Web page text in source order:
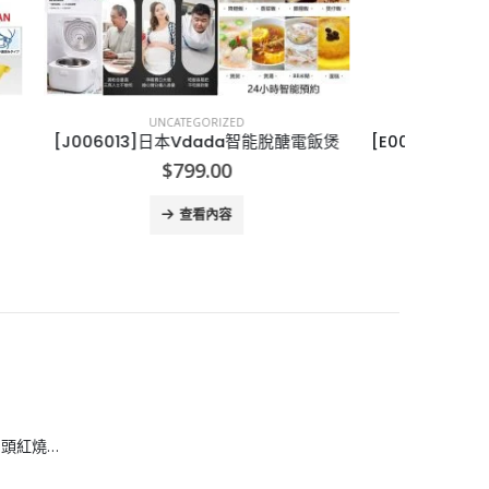
電飯煲
UNCATEGORIZED
[E006052]英國Astonish萬用去污膏 150g
$25.00
查看內容
[H608083]安興 6 頭紅燒鮑魚